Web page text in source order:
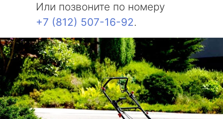
Или позвоните по номеру
+7 (812) 507-16-92.